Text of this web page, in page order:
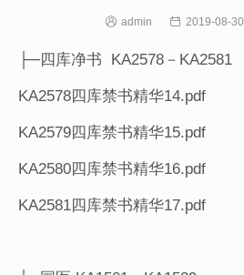
 admin  2019-08-30
├─四库净书 KA2578－KA2581
KA2578四库禁书精华14.pdf
KA2579四库禁书精华15.pdf
KA2580四库禁书精华16.pdf
KA2581四库禁书精华17.pdf